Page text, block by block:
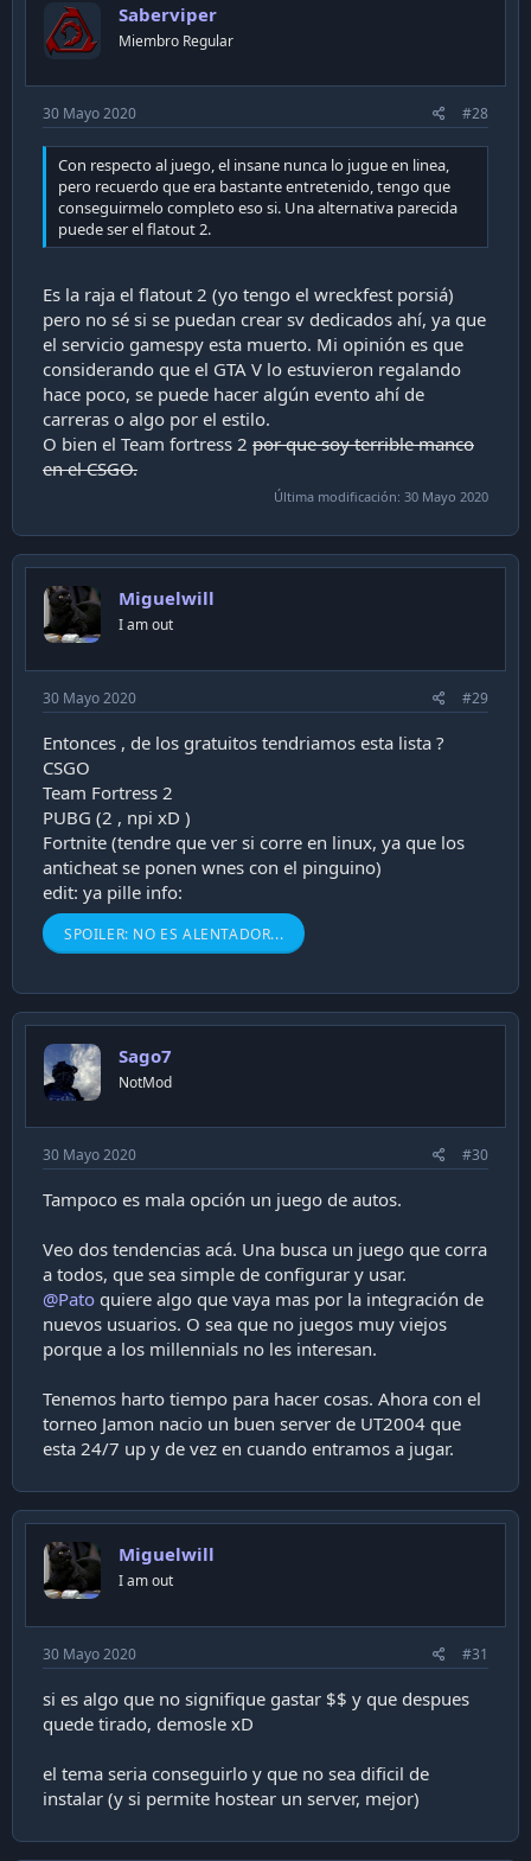
o
n
s
Saberviper
Miembro Regular
30 Mayo 2020 #28
Con respecto al juego, el insane nunca lo jugue en linea,
pero recuerdo que era bastante entretenido, tengo que
conseguirmelo completo eso si. Una alternativa parecida
puede ser el flatout 2.
Es la raja el flatout 2 (yo tengo el wreckfest porsiá)
pero no sé si se puedan crear sv dedicados ahí, ya que
el servicio gamespy esta muerto. Mi opinión es que
considerando que el GTA V lo estuvieron regalando
hace poco, se puede hacer algún evento ahí de
carreras o algo por el estilo.
O bien el Team fortress 2 por que soy terrible manco
en el CSGO.
Última modificación: 30 Mayo 2020
Miguelwill
I am out
30 Mayo 2020 #29
Entonces , de los gratuitos tendriamos esta lista ?
CSGO
Team Fortress 2
PUBG (2 , npi xD )
Fortnite (tendre que ver si corre en linux, ya que los
anticheat se ponen wnes con el pinguino)
edit: ya pille info:
SPOILER: NO ES ALENTADOR...
Sago7
NotMod
30 Mayo 2020 #30
Tampoco es mala opción un juego de autos.
Veo dos tendencias acá. Una busca un juego que corra
a todos, que sea simple de configurar y usar.
@Pato quiere algo que vaya mas por la integración de
nuevos usuarios. O sea que no juegos muy viejos
porque a los millennials no les interesan.
Tenemos harto tiempo para hacer cosas. Ahora con el
torneo Jamon nacio un buen server de UT2004 que
esta 24/7 up y de vez en cuando entramos a jugar.
Miguelwill
I am out
30 Mayo 2020 #31
si es algo que no signifique gastar $$ y que despues
quede tirado, demosle xD
el tema seria conseguirlo y que no sea dificil de
instalar (y si permite hostear un server, mejor)